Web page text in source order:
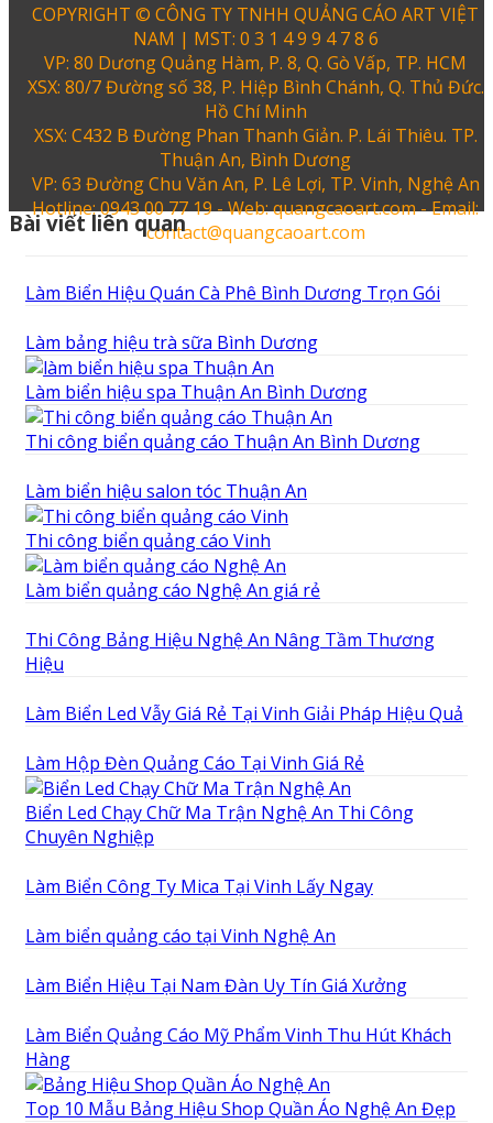
COPYRIGHT © CÔNG TY TNHH QUẢNG CÁO ART VIỆT
NAM | MST: 0 3 1 4 9 9 4 7 8 6
VP: 80 Dương Quảng Hàm, P. 8, Q. Gò Vấp, TP. HCM
XSX: 80/7 Đường số 38, P. Hiệp Bình Chánh, Q. Thủ Đức.
Hồ Chí Minh
XSX: C432 B Đường Phan Thanh Giản. P. Lái Thiêu. TP.
Thuận An, Bình Dương
VP: 63 Đường Chu Văn An, P. Lê Lợi, TP. Vinh, Nghệ An
Hotline: 0943 00 77 19 - Web: quangcaoart.com - Email:
contact@quangcaoart.com
Bài viết liên quan
Làm Biển Hiệu Quán Cà Phê Bình Dương Trọn Gói
Làm bảng hiệu trà sữa Bình Dương
Làm biển hiệu spa Thuận An Bình Dương
Thi công biển quảng cáo Thuận An Bình Dương
Làm biển hiệu salon tóc Thuận An
Thi công biển quảng cáo Vinh
Làm biển quảng cáo Nghệ An giá rẻ
Thi Công Bảng Hiệu Nghệ An Nâng Tầm Thương
Hiệu
Làm Biển Led Vẫy Giá Rẻ Tại Vinh Giải Pháp Hiệu Quả
Làm Hộp Đèn Quảng Cáo Tại Vinh Giá Rẻ
Biển Led Chạy Chữ Ma Trận Nghệ An Thi Công
Chuyên Nghiệp
Làm Biển Công Ty Mica Tại Vinh Lấy Ngay
Làm biển quảng cáo tại Vinh Nghệ An
Làm Biển Hiệu Tại Nam Đàn Uy Tín Giá Xưởng
Làm Biển Quảng Cáo Mỹ Phẩm Vinh Thu Hút Khách
Hàng
Top 10 Mẫu Bảng Hiệu Shop Quần Áo Nghệ An Đẹp